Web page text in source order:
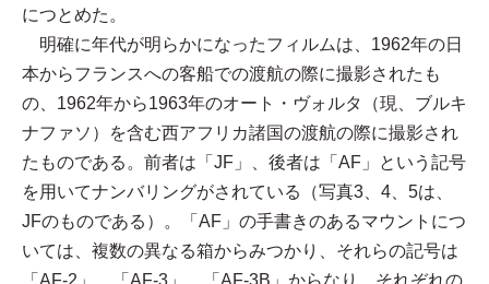
につとめた。
明確に年代が明らかになったフィルムは、1962年の日
本からフランスへの客船での渡航の際に撮影されたも
の、1962年から1963年のオート・ヴォルタ（現、ブルキ
ナファソ）を含む西アフリカ諸国の渡航の際に撮影され
たものである。前者は「JF」、後者は「AF」という記号
を用いてナンバリングがされている（写真3、4、5は、
JFのものである）。「AF」の手書きのあるマウントにつ
いては、複数の異なる箱からみつかり、それらの記号は